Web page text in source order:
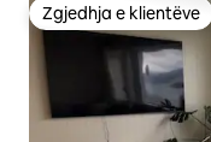
Zgjedhja e klientëve
Zgjedhja e klientëve